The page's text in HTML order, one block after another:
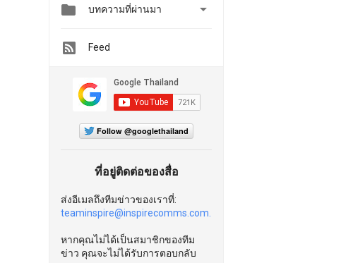
 บทความที่ผ่านมา 
Feed
Follow @googlethailand
ที่อยู่ติดต่อของสื่อ
ส่งอีเมลถึงทีมข่าวของเราที่:
teaminspire@inspirecomms.com.
หากคุณไม่ได้เป็นสมาชิกของทีม
ข่าว คุณจะไม่ได้รับการตอบกลับ